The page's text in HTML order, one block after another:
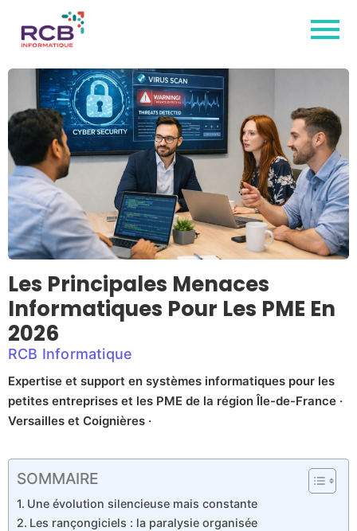
Les Principales Menaces
Informatiques Pour Les PME En
2026
RCB Informatique
Expertise et support en systèmes informatiques pour les
petites entreprises et les PME de la région Île-de-France ·
Versailles et Coignières ·
SOMMAIRE
Une évolution silencieuse mais constante
Les rançongiciels : la paralysie organisée